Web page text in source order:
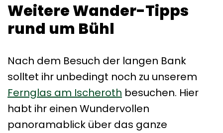
Weitere Wander-Tipps
rund um Bühl
Nach dem Besuch der langen Bank
solltet ihr unbedingt noch zu unserem
Fernglas am Ischeroth besuchen. Hier
habt ihr einen Wundervollen
panoramablick über das ganze